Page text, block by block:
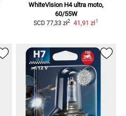
WhiteVision H4 ultra moto,
60/55W
SCD 77,33 zł2 41,91 zł1